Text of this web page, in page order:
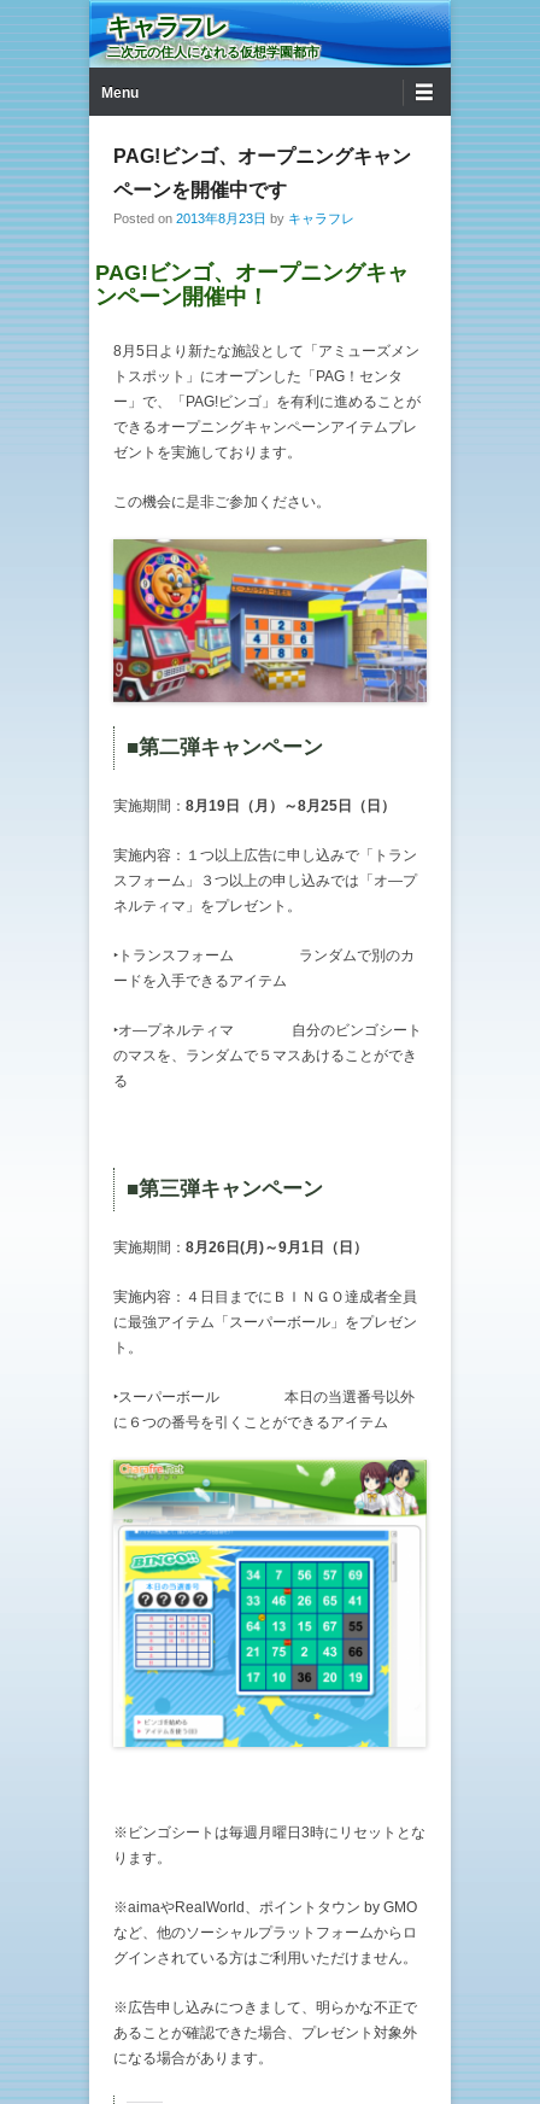
キャラフレ
二次元の住人になれる仮想学園都市
Menu
PAG!ビンゴ、オープニングキャン
ペーンを開催中です
Posted on 2013年8月23日 by キャラフレ
PAG!ビンゴ、オープニングキャ
ンペーン開催中！
8月5日より新たな施設として「アミューズメン
トスポット」にオープンした「PAG！センタ
ー」で、「PAG!ビンゴ」を有利に進めることが
できるオープニングキャンペーンアイテムプレ
ゼントを実施しております。
この機会に是非ご参加ください。
■第二弾キャンペーン
実施期間： 8月19日（月）～8月25日（日）
実施内容：１つ以上広告に申し込みで「トラン
スフォーム」３つ以上の申し込みでは「オ―プ
ネルティマ」をプレゼント。
‣トランスフォーム ランダムで別のカ
ードを入手できるアイテム
‣オ―プネルティマ 自分のビンゴシート
のマスを、ランダムで５マスあけることができ
る
■第三弾キャンペーン
実施期間： 8月26日(月)～9月1日（日）
実施内容：４日目までにＢＩＮＧＯ達成者全員
に最強アイテム「スーパーボール」をプレゼン
ト。
‣スーパーボール 本日の当選番号以外
に６つの番号を引くことができるアイテム
※ビンゴシートは毎週月曜日3時にリセットとな
ります。
※aimaやRealWorld、ポイントタウン by GMO
など、他のソーシャルプラットフォームからロ
グインされている方はご利用いただけません。
※広告申し込みにつきまして、明らかな不正で
あることが確認できた場合、プレゼント対象外
になる場合があります。